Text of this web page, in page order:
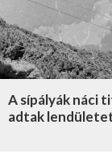
A sípályák náci
adtak